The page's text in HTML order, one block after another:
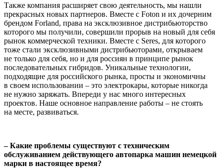
Также компания расширяет свою деятельность, мы нашли
прекрасных новых партнеров. Вместе с Foton и их дочерним
брендом Forland, права на эксклюзивное дистрибьюторство
которого мы получили, совершили прорыв на новый для себя
рынок коммерческой техники. Вместе с Seres, для которого
тоже стали эксклюзивными дистрибьюторами, открываем
не только для себя, но и для россиян в принципе рынок
последовательных гибридов. Уникальные технологии,
подходящие для российского рынка, просты и экономичны
в своем использовании – это электрокары, которые никогда
не нужно заряжать. Впереди у нас много интересных
проектов. Наше основное направление работы – не стоять
на месте, развиваться.
– Какие проблемы существуют с техническим
обслуживанием действующего автопарка машин немецкой
марки в настоящее время?